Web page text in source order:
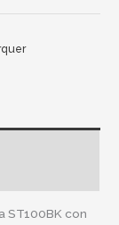
ST100BK con